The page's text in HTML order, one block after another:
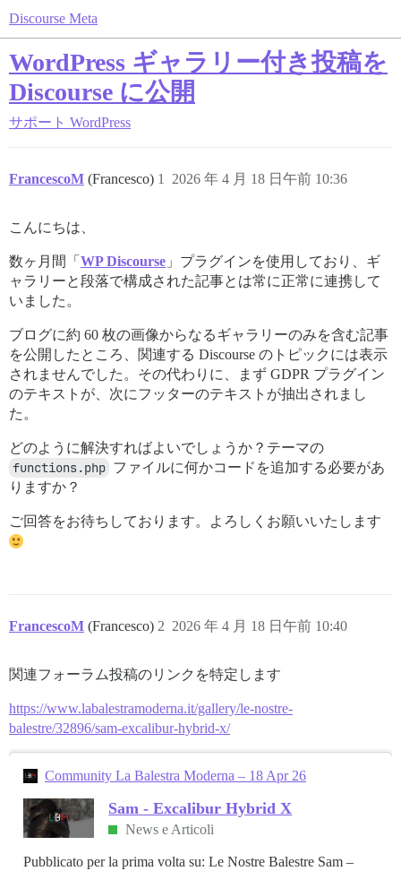
Discourse Meta
WordPress ギャラリー付き投稿を
Discourse に公開
サポート WordPress
FrancescoM (Francesco) 2026 年 4 月 18 日午前 10:36
1
こんにちは、
数ヶ月間「 WP Discourse 」プラグインを使用しており、ギ
ャラリーと段落で構成された記事とは常に正常に連携して
いました。
ブログに約 60 枚の画像からなるギャラリーのみを含む記事
を公開したところ、関連する Discourse のトピックには表示
されませんでした。その代わりに、まず GDPR プラグイン
のテキストが、次にフッターのテキストが抽出されまし
た。
どのように解決すればよいでしょうか？テーマの
functions.php ファイルに何かコードを追加する必要があ
りますか？
ご回答をお待ちしております。よろしくお願いいたします
FrancescoM (Francesco) 2026 年 4 月 18 日午前 10:40
2
関連フォーラム投稿のリンクを特定します
https://www.labalestramoderna.it/gallery/le-nostre-
balestre/32896/sam-excalibur-hybrid-x/
Community La Balestra Moderna – 18 Apr 26
Sam - Excalibur Hybrid X
News e Articoli
Pubblicato per la prima volta su: Le Nostre Balestre Sam –